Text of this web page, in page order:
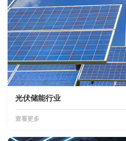
光伏储能行业
查看更多